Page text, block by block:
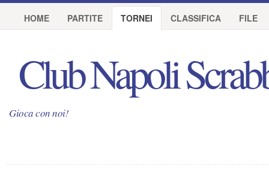
Club Napoli
Gioca con noi!
HOME PARTITE TORNEI CLASSIFICA FILE